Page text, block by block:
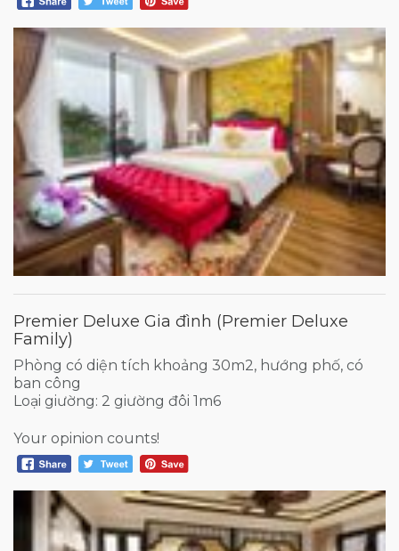
Premier Deluxe Gia đình (Premier Deluxe
Family)
Phòng có diện tích khoảng 30m2, hướng phố, có
ban công
Loại giường: 2 giường đôi 1m6
Your opinion counts!